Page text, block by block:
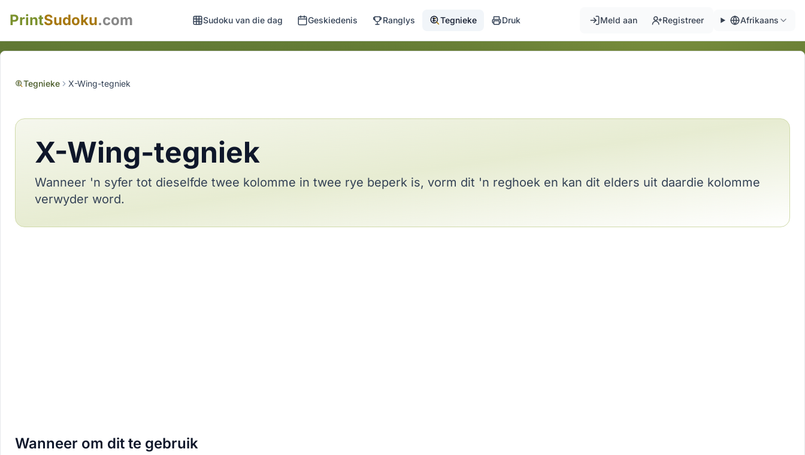
PrintSudoku.com Sudoku van die dag Geskiedenis Ranglys Tegnieke Druk Meld aan Registreer Afrikaans
Tegnieke X-Wing-tegniek
X-Wing-tegniek
Wanneer 'n syfer tot dieselfde twee kolomme in twee rye beperk is, vorm dit 'n reghoek en kan dit elders uit daardie kolomme
verwyder word.
Wanneer om dit te gebruik